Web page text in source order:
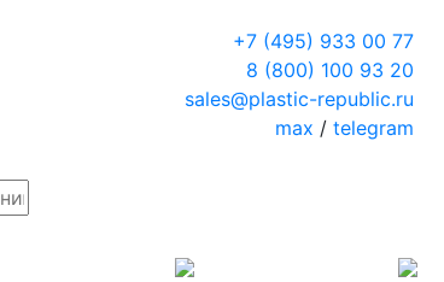
+7 (495) 933 00 77
8 (800) 100 93 20
sales@plastic-republic.ru
max / telegram